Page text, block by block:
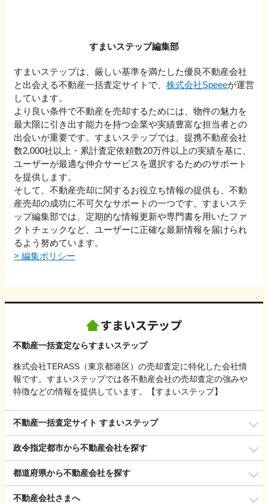
すまいステップ編集部
すまいステップは、厳しい基準を満たした優良不動産会社
と出会える不動産一括査定サイトで、 株式会社Speeeが運営
しています。
より良い条件で不動産を売却するためには、物件の魅力を
最大限に引き出す能力を持つ企業や実績豊富な担当者との
出会いが重要です。すまいステップでは、提携不動産会社
数2,000社以上・累計査定依頼数20万件以上の実績を基に、
ユーザーが最適な仲介サービスを選択するためのサポート
を提供します。
そして、不動産売却に関するお役立ち情報の提供も、不動
産売却の成功に不可欠なサポートの一つです。すまいステ
ップ編集部では、定期的な情報更新や専門書を用いたファ
クトチェックなど、ユーザーに正確な最新情報を届けられ
るよう努めています。
> 編集ポリシー
不動産一括査定ならすまいステップ
株式会社TERASS（東京都港区）の売却査定に特化した会社情
報です。すまいステップでは各不動産会社の売却査定の強みや
特徴などの情報を提供しています。【すまいステップ】
不動産一括査定サイト すまいステップ
政令指定都市から不動産会社を探す
都道府県から不動産会社を探す
不動産会社さまへ